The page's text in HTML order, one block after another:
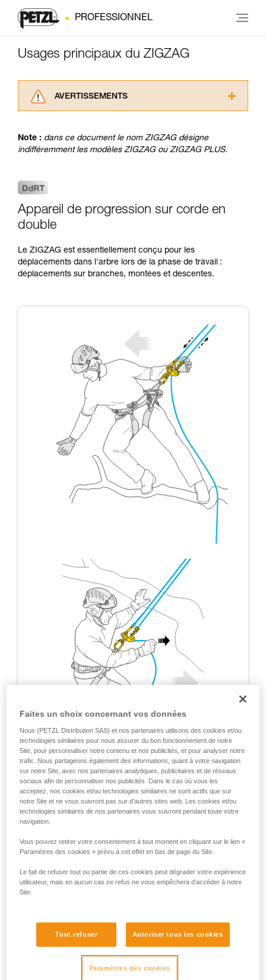
PROFESSIONNEL
Usages principaux du ZIGZAG
AVERTISSEMENTS
consulter. Vous devez avoir compris les
informations de la notice technique pour
avec un professionnel votre capacité à refaire
la manipulation, seul, en toute sécurité, avant
Nous donnons des exemples de techniques
liées à votre activité. Il peut en exister d’autres
que nous ne décrivons pas ici.
Note : dans ce document le nom ZIGZAG désigne
indifféremment les modèles ZIGZAG ou ZIGZAG PLUS.
Appareil de progression sur corde en
double
Le ZIGZAG est essentiellement conçu pour les
déplacements dans l'arbre lors de la phase de travail :
déplacements sur branches, montées et descentes.
Faites un choix concernant vos données
Nous (PETZL Distribution SAS) et nos partenaires utilisons des cookies et/ou
technologies similaires pour nous assurer du bon fonctionnement de notre
Site, pour personnaliser notre contenu et nos publicités, et pour analyser notre
trafic. Nous partageons également des informations, quant à votre navigation
sur notre Site, avec nos partenaires analytiques, publicitaires et de réseaux
sociaux afin de personnaliser nos publicités. Dans le cas où vous les
acceptez, nos cookies et/ou technologies similaires ne sont actifs que sur
notre Site et ne vous suivront pas sur d’autres sites web. Les cookies et/ou
technologies similaires de nos partenaires vous suivront pendant toute votre
navigation.
Vous pouvez retirer votre consentement à tout moment en cliquant sur le lien «
Paramètres des cookies » prévu à cet effet en bas de page du Site.
Le fait de refuser tout ou partie de ces cookies peut dégrader votre expérience
utilisateur, mais en aucun cas ce refus ne vous empêchera d’accéder à notre
Site.
Tout refuser Autoriser tous les cookies
Paramètres des cookies